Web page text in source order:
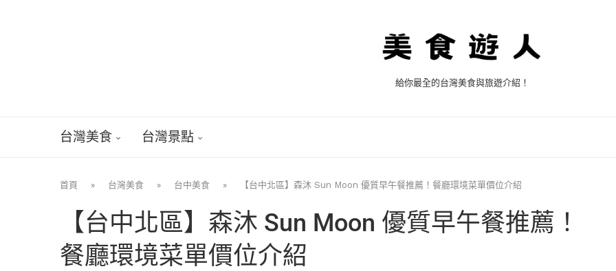
給你最全的台灣美食與旅遊介紹！
台灣美食 台灣景點
首頁 » 台灣美食 » 台中美食 » 【台中北區】森沐 Sun Moon 優質早午餐推薦！餐廳環境菜單價位介紹
【台中北區】森沐 Sun Moon 優質早午餐推薦！
餐廳環境菜單價位介紹